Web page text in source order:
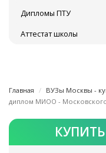
Дипломы ПТУ
Аттестат школы
Главная ВУЗы Москвы -
диплом МИОО - Московского